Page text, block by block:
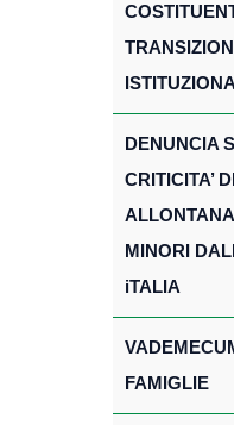
DENUNCIA
CRITICITA’
MINORI
iTALIA
FAMIGLIE